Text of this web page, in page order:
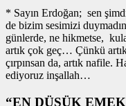
* Sayın Erdoğan; sen
de bizim sesimizi
günlerde, ne hikmetse,
artık çok geç… Çünkü
çırpınsan da, artık nafile.
ediyoruz inşallah…
“EN DÜŞÜK